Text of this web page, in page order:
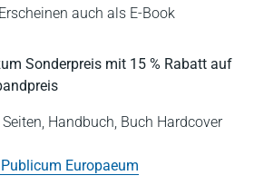
auch als E-Book
Sonderpreis mit 15 % Rabatt auf
Handbuch, Buch Hardcover
Europaeum